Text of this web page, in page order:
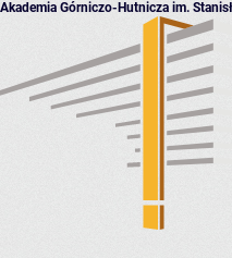
Akademia Górniczo-Hutnicza im.